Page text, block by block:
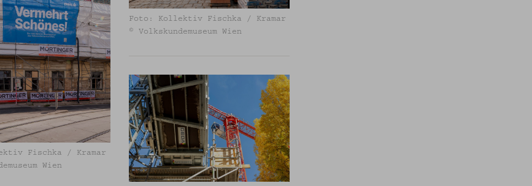
Fischka / Kramar
Wien
Foto: Kollektiv Fischka / Kramar
© Volkskundemuseum Wien